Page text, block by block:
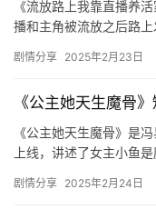
🎬
剧
场
《流放路上我靠直播养
播和主角被流放之后路上
充满…
剧情分享 2025年2月23日
《公主她天生魔骨
《公主她天生魔骨》是
上线，讲述了女主小鱼
鑫…
剧情分享 2025年2月24日